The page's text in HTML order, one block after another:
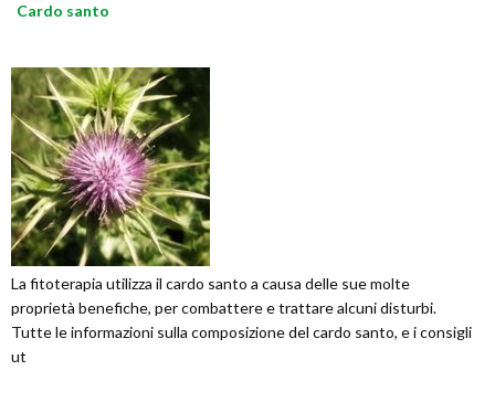
Cardo santo
La fitoterapia utilizza il cardo santo a causa delle sue molte
proprietà benefiche, per combattere e trattare alcuni disturbi.
Tutte le informazioni sulla composizione del cardo santo, e i consigli
ut